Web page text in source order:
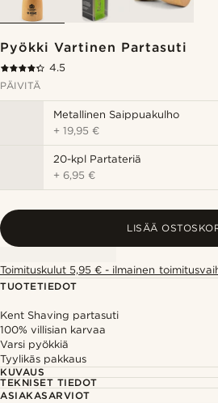
Pyökki Vartinen Partasuti
4.5
PÄIVITÄ
Metallinen Saippuakulho
+19,95 €
20-kpl Partateriä
+6,95 €
LISÄÄ
Toimituskulut 5,95 € - ilmainen
TUOTETIEDOT
Kent Shaving partasuti
100% villisian karvaa
Varsi pyökkiä
Tyylikäs pakkaus
KUVAUS
TEKNISET TIEDOT
ASIAKASARVIOT